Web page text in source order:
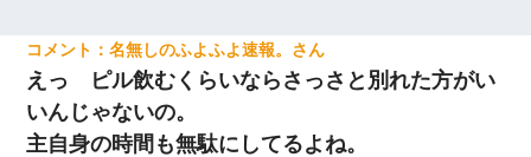
名無しのふよふよ速報。
えっ ピル飲むくらいならさっさと別れた方がい
いんじゃないの。
主自身の時間も無駄にしてるよね。